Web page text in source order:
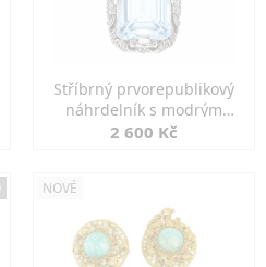
Stříbrný prvorepublikový
náhrdelník s modrým
spinelem
2 600 Kč
NOVÉ